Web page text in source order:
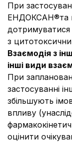
При
ЕНДОКСАН®та
дотримуватися
з
Взаємодія з
інші види
При
застосуванні
збільшують
впливу
оцінити